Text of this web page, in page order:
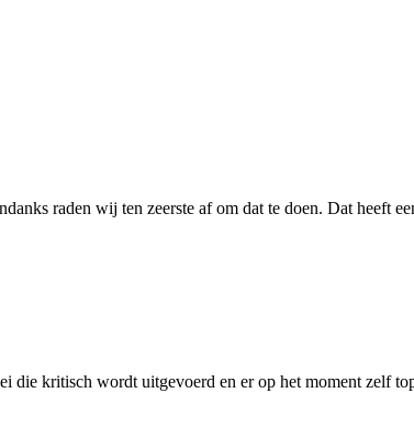
raden wij ten zeerste af om dat te doen. Dat heeft
die kritisch wordt uitgevoerd en er op het moment zelf